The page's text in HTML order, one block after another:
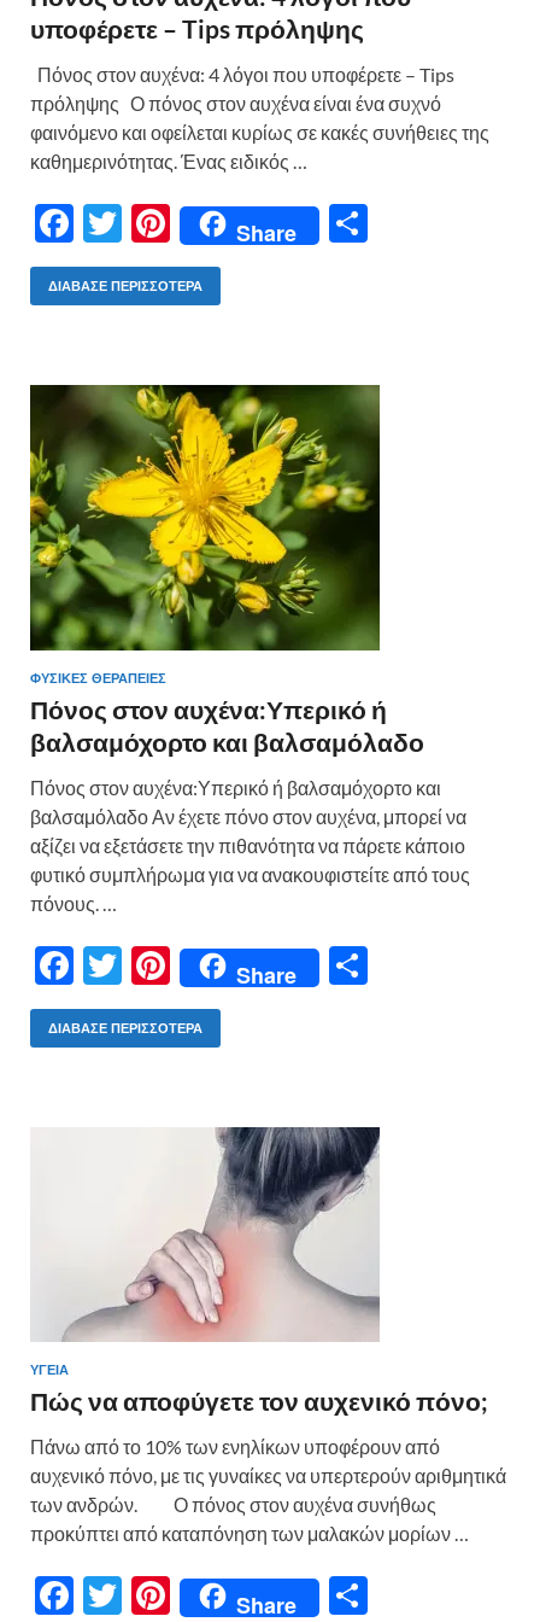
υποφέρετε – Tips πρόληψης
Πόνος στον αυχένα: 4 λόγοι που υποφέρετε – Tips
πρόληψης Ο πόνος στον αυχένα είναι ένα συχνό
φαινόμενο και οφείλεται κυρίως σε κακές συνήθειες της
καθημερινότητας. Ένας ειδικός …
F
ac
e
o
o
k
T
w
itt
Pi
nt
er
t
Share
σ
τε
ε
ΔΙΆΒΑΣΕ ΠΕΡΙΣΣΌΤΕΡΑ
ΦΥΣΙΚΕΣ ΘΕΡΑΠΕΙΕΣ
Πόνος στον αυχένα:Υπερικό ή
βαλσαμόχορτο και βαλσαμόλαδο
Πόνος στον αυχένα:Υπερικό ή βαλσαμόχορτο και
βαλσαμόλαδο Αν έχετε πόνο στον αυχένα, μπορεί να
αξίζει να εξετάσετε την πιθανότητα να πάρετε κάποιο
φυτικό συμπλήρωμα για να ανακουφιστείτε από τους
πόνους. …
F
ac
e
T
w
itt
Pi
nt
er
Share
σ
τε
ΔΙΆΒΑΣΕ ΠΕΡΙΣΣΌΤΕΡΑ
ΥΓΕΙΑ
Πώς να αποφύγετε τον αυχενικό πόνο;
Πάνω από το 10% των ενηλίκων υποφέρουν από
αυχενικό πόνο, με τις γυναίκες να υπερτερούν αριθμητικά
των ανδρών. Ο πόνος στον αυχένα συνήθως
προκύπτει από καταπόνηση των μαλακών μορίων …
F
T
Pi
Share